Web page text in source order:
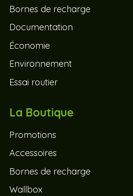
Bornes de recharge
Documentation
Économie
Environnement
Essai routier
La Boutique
Promotions
Accessoires
Bornes de recharge
Wallbox